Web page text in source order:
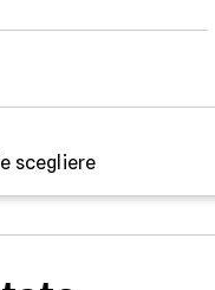
scegliere